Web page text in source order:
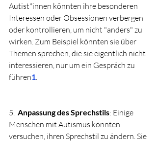
Autist*innen könnten ihre besonderen
Interessen oder Obsessionen verbergen
oder kontrollieren, um nicht "anders" zu
wirken. Zum Beispiel könnten sie über
Themen sprechen, die sie eigentlich nicht
interessieren, nur um ein Gespräch zu
führen1
5. Anpassung des Sprechstils: Einige
Menschen mit Autismus könnten
versuchen, ihren Sprechstil zu ändern. Sie